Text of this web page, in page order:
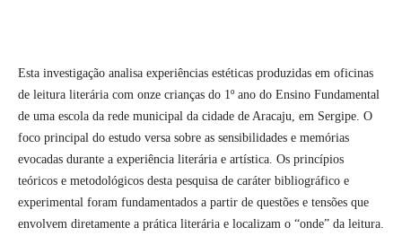
Esta investigação analisa experiências estéticas produzidas em oficinas
de leitura literária com onze crianças do 1º ano do Ensino Fundamental
de uma escola da rede municipal da cidade de Aracaju, em Sergipe. O
foco principal do estudo versa sobre as sensibilidades e memórias
evocadas durante a experiência literária e artística. Os princípios
teóricos e metodológicos desta pesquisa de caráter bibliográfico e
experimental foram fundamentados a partir de questões e tensões que
envolvem diretamente a prática literária e localizam o “onde” da leitura.